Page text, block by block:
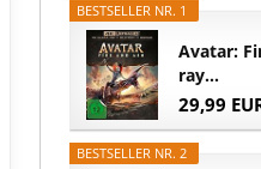
BESTSELLER NR. 1
Avatar:
ray...
29,99
BESTSELLER NR. 2